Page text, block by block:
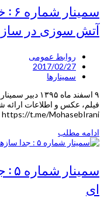
آتش سوزی در
روابط عمومی
2017/02/27
سمینارها
۹ اسفند ماه
فیلم، عکس و اطلاعات ارائه
https://t.me/MohasebIrani مراجعه نمایید.
ادامه مطلب
ای